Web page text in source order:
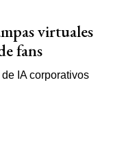
virtuales
fans